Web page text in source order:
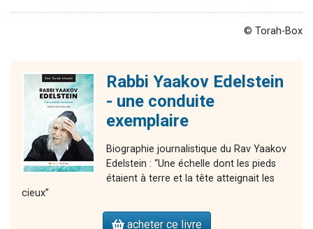
© Torah-Box
Rabbi Yaakov Edelstein
- une conduite
exemplaire
Biographie journalistique du Rav Yaakov
Edelstein : “Une échelle dont les pieds
étaient à terre et la tête atteignait les
cieux”
acheter ce livre